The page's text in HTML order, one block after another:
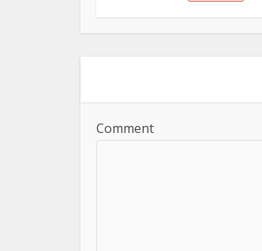
Comment